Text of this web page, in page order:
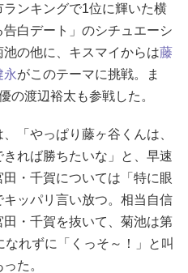
ンキングで1位に輝いた横
白デート」のシチュエーシ
の他に、キスマイからは藤
永がこのテーマに挑戦。ま
の渡辺裕太も参戦した。
「やっぱり藤ヶ谷くんは、
れば勝ちたいな」と、早速
・千賀については「特に眼
ッパリ言い放つ。相当自信
・千賀を抜いて、菊池は第
れずに「くっそ～！」と叫
た。